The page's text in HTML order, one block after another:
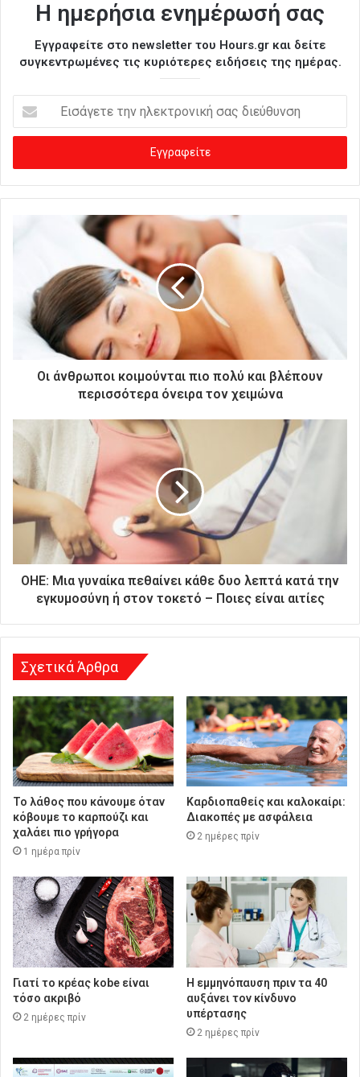
Η ημερήσια ενημέρωσή σας
Εγγραφείτε στο newsletter του Hours.gr και δείτε
συγκεντρωμένες τις κυριότερες ειδήσεις της ημέρας.
σ
γ
ε
ι
σ
α
ς
δ
ν
Οι άνθρωποι κοιμούνται πιο πολύ και βλέπουν
περισσότερα όνειρα τον χειμώνα
ΟΗΕ: Μια γυναίκα πεθαίνει κάθε δυο λεπτά κατά την
εγκυμοσύνη ή στον τοκετό – Ποιες είναι αιτίες
Σχετικά Άρθρα
Το λάθος που κάνουμε όταν
κόβουμε το καρπούζι και
χαλάει πιο γρήγορα
1 ημέρα πρίν
Καρδιοπαθείς και καλοκαίρι:
Διακοπές με ασφάλεια
2 ημέρες πρίν
Γιατί το κρέας kobe είναι
τόσο ακριβό
2 ημέρες πρίν
Η εμμηνόπαυση πριν τα 40
αυξάνει τον κίνδυνο
υπέρτασης
2 ημέρες πρίν